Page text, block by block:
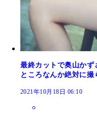
最終カットで奥山かず
ところなんか絶対に撮
2021年10月18日 06:10